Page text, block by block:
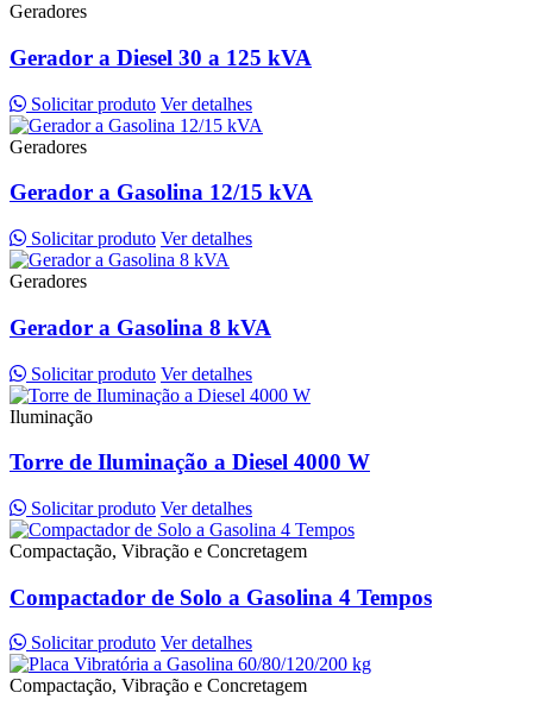
Geradores
Gerador a Diesel 30 a 125 kVA
Solicitar produto Ver detalhes
Geradores
Gerador a Gasolina 12/15 kVA
Solicitar produto Ver detalhes
Geradores
Gerador a Gasolina 8 kVA
Solicitar produto Ver detalhes
Iluminação
Torre de Iluminação a Diesel 4000 W
Solicitar produto Ver detalhes
Compactação, Vibração e Concretagem
Compactador de Solo a Gasolina 4 Tempos
Solicitar produto Ver detalhes
Compactação, Vibração e Concretagem